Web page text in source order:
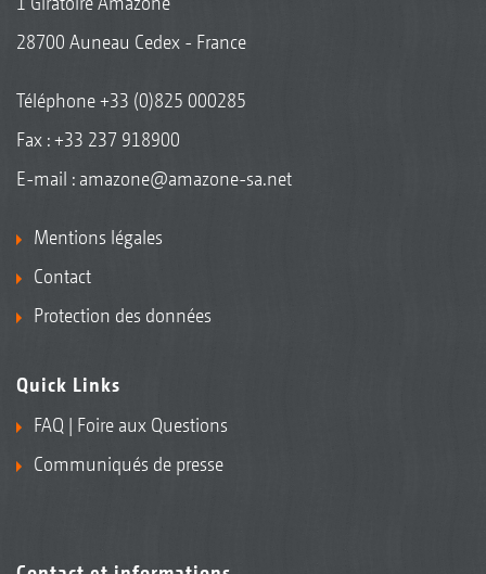
28700 Auneau Cedex - France
Téléphone+33 (0)825 000285
Fax : +33 237 918900
E-mail : amazone@amazone-sa.net
Mentions légales
Contact
Protection des données
Quick Links
FAQ | Foire aux Questions
Communiqués de presse